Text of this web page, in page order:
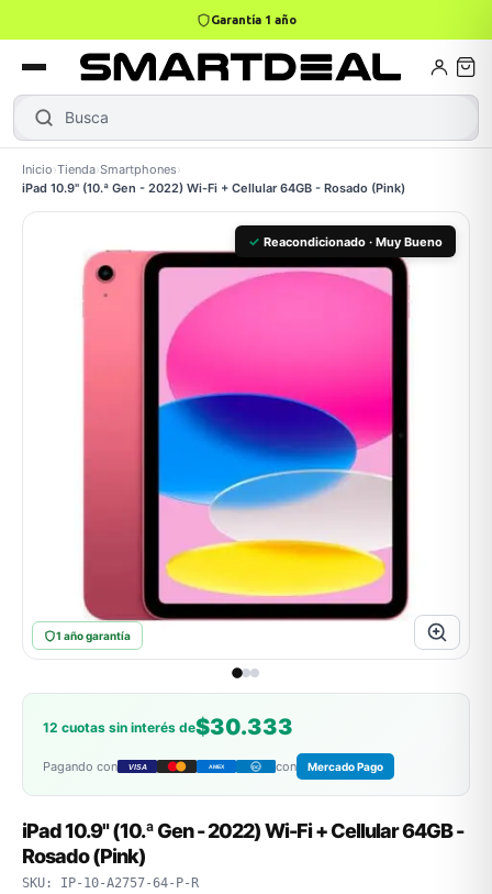
4,9 · +800 reseñas Google
Garantía 1 año
Busca
Gamer
ACER
MacBook Air
Mini PC
Inicio›Tienda›Smartphones›
iPad 10.9" (10.ª Gen - 2022) Wi-Fi + Cellular 64GB - Rosado (Pink)
✓ Reacondicionado · Muy Bueno
1 año garantía
12 cuotas sin interés de$30.333
Pagando con VISA AMEX DC con Mercado Pago
iPad 10.9" (10.ª Gen - 2022) Wi-Fi + Cellular 64GB -
Rosado (Pink)
SKU: IP-10-A2757-64-P-R